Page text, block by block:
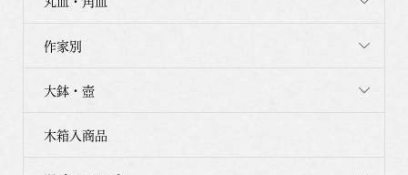
作家別
大鉢・壺
木箱入商品